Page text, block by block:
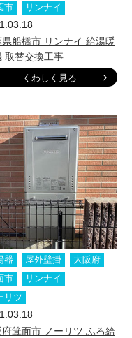
市 リンナイ
船橋市 リンナイ 給湯暖
取替交換工事
くわしく見る
器 屋外壁掛
大阪府
市
リンナイ
リツ
府箕面市 ノーリツ ふろ給